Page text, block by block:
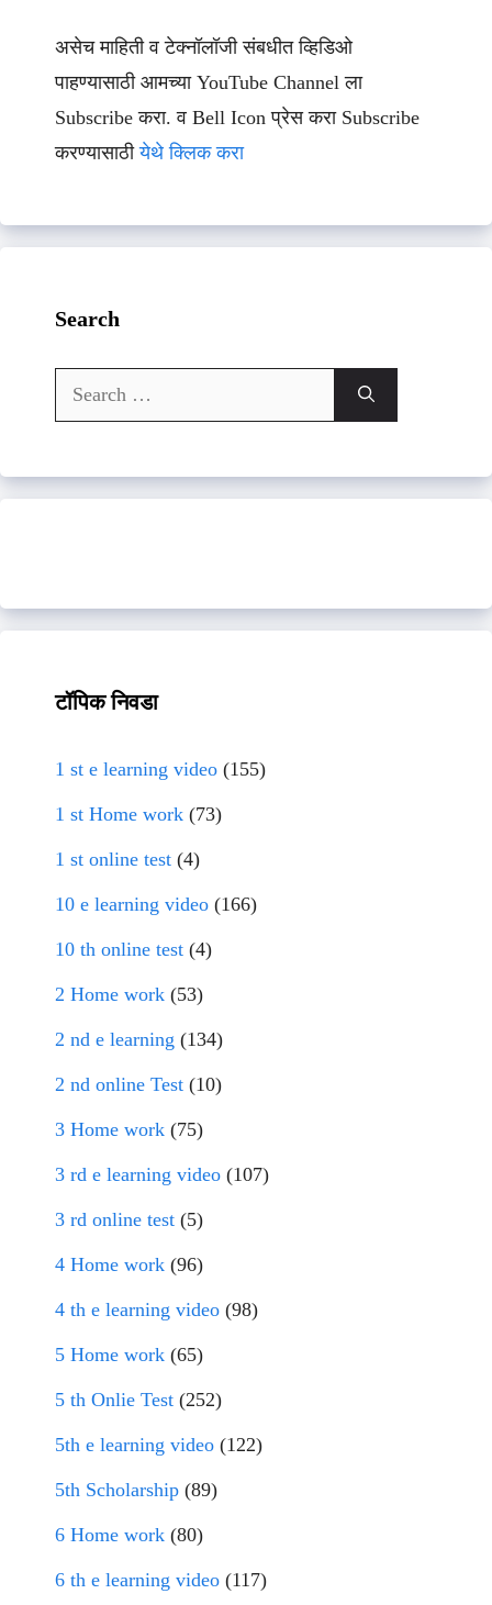
असेच माहिती व टेक्नॉलॉजी संबधीत व्हिडिओ
पाहण्यासाठी आमच्या YouTube Channel ला
Subscribe करा. व Bell Icon प्रेस करा Subscribe
करण्यासाठीयेथे क्लिक करा
Search
Search
for:
टॉपिक निवडा
1 st e learning video (155)
1 st Home work (73)
1 st online test (4)
10 e learning video (166)
10 th online test (4)
2 Home work (53)
2 nd e learning (134)
2 nd online Test (10)
3 Home work (75)
3 rd e learning video (107)
3 rd online test (5)
4 Home work (96)
4 th e learning video (98)
5 Home work (65)
5 th Onlie Test (252)
5th e learning video (122)
5th Scholarship (89)
6 Home work (80)
6 th e learning video (117)